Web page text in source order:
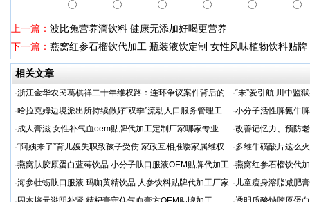
上一篇： 波比兔营养滴饮料 健康无添加好喝更营养
下一篇： 燕窝红参石榴饮代加工 瓶装液饮定制 女性风味植物饮料贴牌
相关文章
·浙江金华农民葛棋祥二十年维权路：连环争议案件背后的
基层治理困局
·“未”爱引航 川中监
·同心促新生”主题帮
·哈拉克姆边境派出所持续做好“双季”流动人口服务管理工
作
·小分子活性脾氨牛
格
·成人膏滋 女性补气血oem贴牌代加工定制厂家哪家专业 ·改善记忆力、预防
家
·“阿姨来了”育儿嫂失职致孩子受伤 家政互相推诿家属维权
困难
·多维牛磺酸片这么
服务商
·燕窝肽胶原蛋白蓝莓饮品 小分子肽口服液OEM贴牌代加工 ·燕窝红参石榴饮代
牌
·海参牡蛎肽口服液 玛咖黄精饮品 人参饮料贴牌代加工厂家 · 儿童瘦身溶脂减肥
续